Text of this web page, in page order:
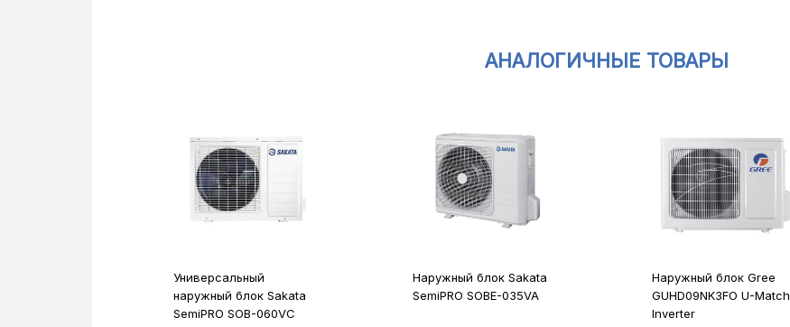
АНАЛОГИЧНЫЕ ТОВАРЫ
Универсальный
наружный блок Sakata
SemiPRO SOB-060VC
Наружный блок Sakata
SemiPRO SOBE-035VA
Наружный блок Gree
GUHD09NK3FO U-Match
Inverter